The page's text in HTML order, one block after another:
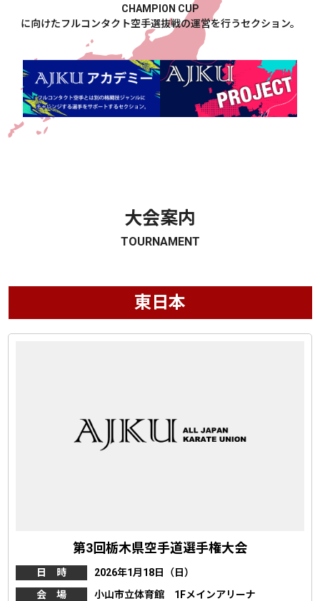
CHAMPION CUP
に向けたフルコンタクト空手選抜戦の運営を行うセクション。
大会案内
TOURNAMENT
東日本
第3回栃木県空手道選手権大会
日 時
2026年1月18日（日）
会 場
小山市立体育館 1Fメインアリーナ